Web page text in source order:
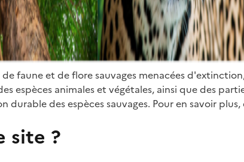
faune et de flore sauvages menacées
animales et végétales, ainsi que des
des espèces sauvages. Pour en savoir
site ?